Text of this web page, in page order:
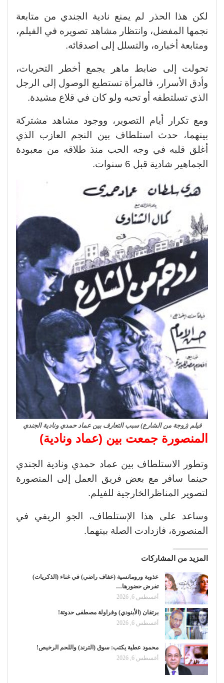
لكن هذا الحذر لم يمنع نادية الجندي من متابعة
نجمها المفضل، وانتظار مشاهد تصويره في الفيلم،
ومتابعة أخباره، والتسلل إلى اصدقائه.
تحولت إلى ضابط ماهر يجمع أخطر التحريات،
وأدق الأسرار، فالمرأة تستطيع الوصول إلى الرجل
الذي تسلتطفه أو تحبه ولو كان في قلاع مشيدة.
ومع تكرار أيام التصوير، ووجود مشاهد مشتركة
بينهما، حدث استلطاف بين النجم العازب الذي
أغلق قلبه في وجه الحب منذ طلاقه من معبودة
الجماهير شادية قبل 6 سنوات.
فيلم (زوجة من الشارع) سبب التعارف بين عماد حمدي ونادية الجندي
المنصورة جمعت بين (عماد ونادية)
وتطور الاستلطاف بين عماد حمدي ونادية الجندي
حينما سافر مع بعض فريق العمل إلى المنصورة
لتصوير المناظرالخارجية للفيلم.
وساعد على هذا الإستلطاف، الجو الريفي في
المنصورة، فازدادت الصلة بينهما.
المزيد من المشاركات
عذوبة ورومانسية (عفاف راضي) في غناء (الذكريات)
تفرض حضورها…
أغسطس 6, 2026
برتقان (الأبنودي) وفراولة مصطفى حدوتة!
أغسطس 6, 2026
محمود عطية يكتب: سوق (الترند) واللحم الرخيص!
أغسطس 6, 2026